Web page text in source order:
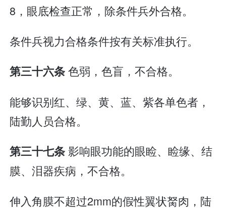
8，眼底检查正常，除条件兵外合格。
条件兵视力合格条件按有关标准执行。
第三十六条色弱，色盲，不合格。
能够识别红、绿、黄、蓝、紫各单色者，
陆勤人员合格。
第三十七条影响眼功能的眼睑、睑缘、结
膜、泪器疾病，不合格。
伸入角膜不超过2mm的假性翼状胬肉，陆